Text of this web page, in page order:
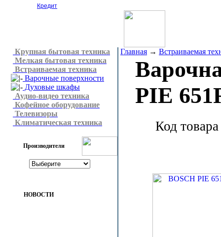
Кредит
Крупная бытовая техника
Мелкая бытовая техника
Встраиваемая техника
Варочные поверхности
Духовые шкафы
Аудио-видео техника
Кофейное оборудование
Телевизоры
Климатическая техника
Производители
НОВОСТИ
Главная → Встраиваемая
PIE
Код